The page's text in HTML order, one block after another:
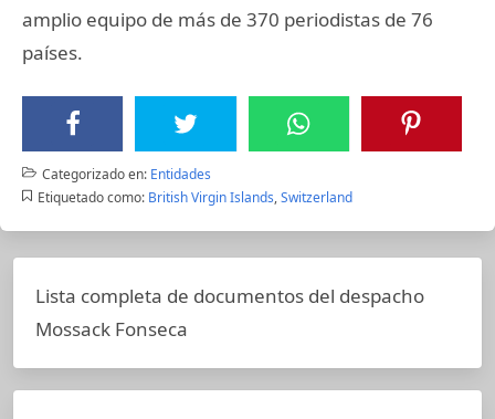
amplio equipo de más de 370 periodistas de 76
países.
Categorizado en: Entidades
Etiquetado como: British Virgin Islands,Switzerland
Lista completa de documentos del despacho
Mossack Fonseca